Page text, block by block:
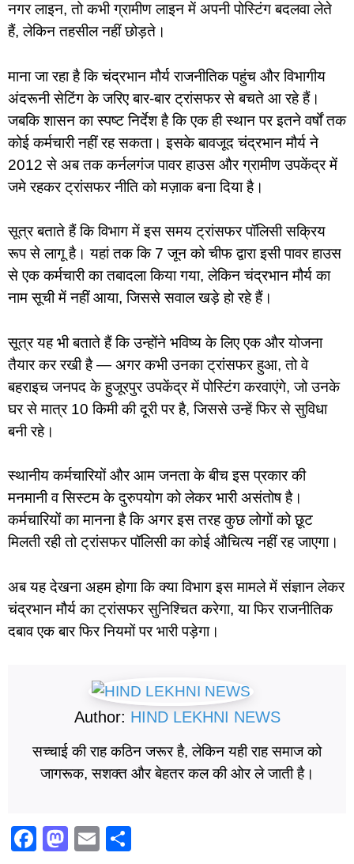
नगर लाइन, तो कभी ग्रामीण लाइन में अपनी पोस्टिंग बदलवा लेते
हैं, लेकिन तहसील नहीं छोड़ते।
माना जा रहा है कि चंद्रभान मौर्य राजनीतिक पहुंच और विभागीय
अंदरूनी सेटिंग के जरिए बार-बार ट्रांसफर से बचते आ रहे हैं।
जबकि शासन का स्पष्ट निर्देश है कि एक ही स्थान पर इतने वर्षों तक
कोई कर्मचारी नहीं रह सकता। इसके बावजूद चंद्रभान मौर्य ने
2012 से अब तक कर्नलगंज पावर हाउस और ग्रामीण उपकेंद्र में
जमे रहकर ट्रांसफर नीति को मज़ाक बना दिया है।
सूत्र बताते हैं कि विभाग में इस समय ट्रांसफर पॉलिसी सक्रिय
रूप से लागू है। यहां तक कि 7 जून को चीफ द्वारा इसी पावर हाउस
से एक कर्मचारी का तबादला किया गया, लेकिन चंद्रभान मौर्य का
नाम सूची में नहीं आया, जिससे सवाल खड़े हो रहे हैं।
सूत्र यह भी बताते हैं कि उन्होंने भविष्य के लिए एक और योजना
तैयार कर रखी है — अगर कभी उनका ट्रांसफर हुआ, तो वे
बहराइच जनपद के हुजूरपुर उपकेंद्र में पोस्टिंग करवाएंगे, जो उनके
घर से मात्र 10 किमी की दूरी पर है, जिससे उन्हें फिर से सुविधा
बनी रहे।
स्थानीय कर्मचारियों और आम जनता के बीच इस प्रकार की
मनमानी व सिस्टम के दुरुपयोग को लेकर भारी असंतोष है।
कर्मचारियों का मानना है कि अगर इस तरह कुछ लोगों को छूट
मिलती रही तो ट्रांसफर पॉलिसी का कोई औचित्य नहीं रह जाएगा।
अब यह देखना अहम होगा कि क्या विभाग इस मामले में संज्ञान लेकर
चंद्रभान मौर्य का ट्रांसफर सुनिश्चित करेगा, या फिर राजनीतिक
दबाव एक बार फिर नियमों पर भारी पड़ेगा।
Author: HIND LEKHNI NEWS
सच्चाई की राह कठिन जरूर है, लेकिन यही राह समाज को
जागरूक, सशक्त और बेहतर कल की ओर ले जाती है।
F
M
E